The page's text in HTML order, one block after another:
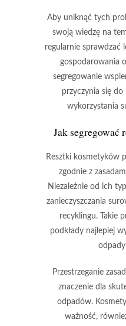
Aby uniknąć tych
swoją wiedzę na
regularnie sprawdzać
gospodarowania
segregowanie
przyczynia się
wykorzystania
Jak segregować
Resztki kosmetyków
zgodnie z
Niezależnie od ich
zanieczyszczania
recyklingu. Takie
podkłady najlepiej
odpady
Przestrzeganie
znaczenie dla
odpadów.
ważność,